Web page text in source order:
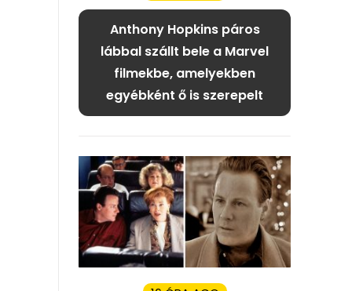
Anthony Hopkins páros
lábbal szállt bele a Marvel
filmekbe, amelyekben
egyébként ő is szerepelt